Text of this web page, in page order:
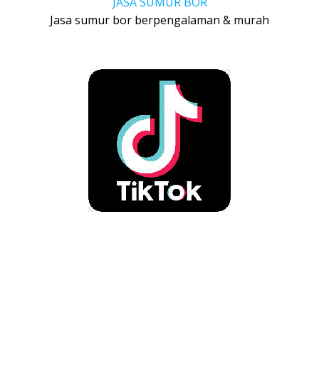
Jasa sumur bor berpengalaman & murah